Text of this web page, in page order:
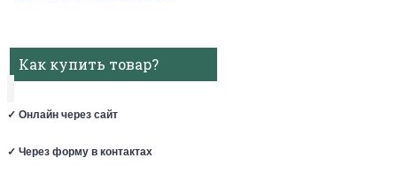
Как купить товар?
✓ Онлайн через сайт
✓ Через форму в контактах